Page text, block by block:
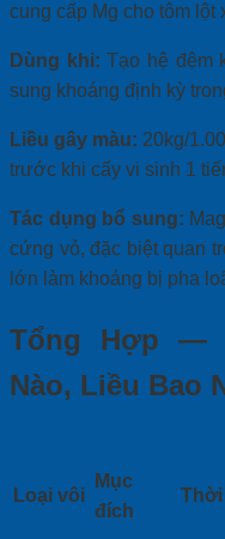
cung cấp Mg cho tôm lột
Dùng khi: Tạo hệ đệm
sung khoáng định kỳ
Liều gây màu: 20kg/
trước khi cấy vi sinh 1
Tác dụng bổ sung:
cứng vỏ, đặc biệt quan
lớn làm khoáng bị pha
Tổng Hợp —
Nào, Liều Bao
Loại vôi
Mục
đích
Thời